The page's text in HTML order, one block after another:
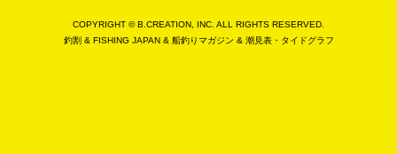
COPYRIGHT © B.CREATION, INC. ALL RIGHTS RESERVED.
釣割 & FISHING JAPAN& 船釣りマガジン & 潮見表・タイドグラフ